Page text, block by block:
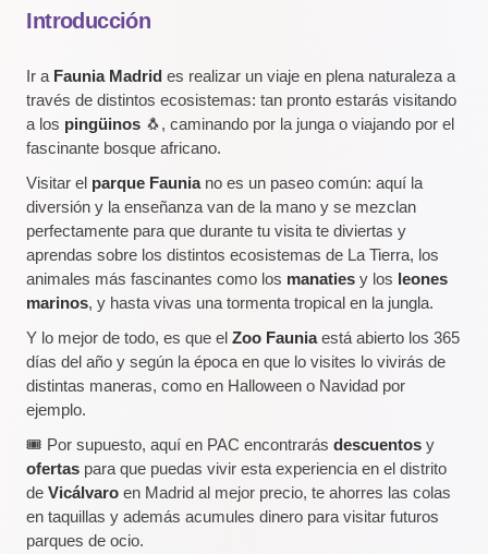
Introducción
Ir a Faunia Madrid es realizar un viaje en plena naturaleza a
través de distintos ecosistemas: tan pronto estarás visitando
a los pingüinos 🐧, caminando por la junga o viajando por el
fascinante bosque africano.
Visitar el parque Fauniano es un paseo común: aquí la
diversión y la enseñanza van de la mano y se mezclan
perfectamente para que durante tu visita te diviertas y
aprendas sobre los distintos ecosistemas de La Tierra, los
animales más fascinantes como los manatiesy los leones
marinos, y hasta vivas una tormenta tropical en la jungla.
Y lo mejor de todo, es que elZoo Fauniaestá abierto los 365
días del año y según la época en que lo visites lo vivirás de
distintas maneras, como en Halloween o Navidad por
ejemplo.
🎟️ Por supuesto, aquí en PAC encontrarásdescuentosy
ofertas para que puedas vivir esta experiencia en el distrito
deVicálvaroen Madrid al mejor precio, te ahorres las colas
en taquillas y además acumules dinero para visitar futuros
parques de ocio.